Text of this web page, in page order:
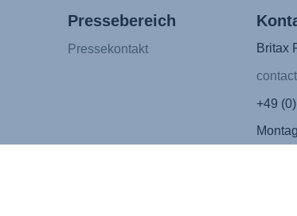
Pressebereich
Pressekontakt Britax
+49